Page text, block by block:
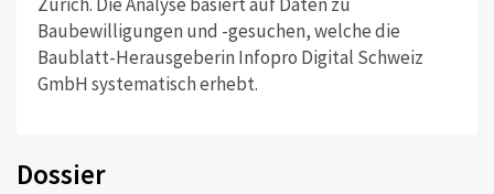
Baubewilligungen und -gesuchen, welche die
Baublatt-Herausgeberin Infopro Digital Schweiz
GmbH systematisch erhebt.
Dossier